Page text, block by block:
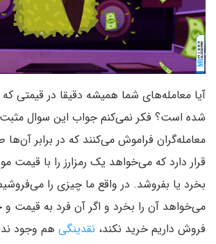
آیا معامله‌های شما همیشه دقیقا در قیمتی
شده است؟ فکر نمی‌کنم جواب این سوال
معامله‌گران فراموش می‌کنند که در برابر
قرار دارد که می‌خواهد یک رمزارز را با قیمت
بخرد یا بفروشد. در واقع ما چیزی را
می‌خواهد آن را بخرد و اگر آن فرد به قیمت
فروش داریم خرید نکند، نقدینگی هم وجود